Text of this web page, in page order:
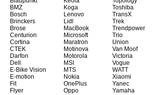
BMZ
Bosch
Brinckers
Brose
Centurion
Cortina
CTEK
Darfon
Dell
E-Bike Vision
E-motion
Fit
Flyer
Koga
Lenovo
Lidl
MacBook
Microsoft
Maratron
Motinova
Motorola
MSI
MTS
Nokia
OnePlus
Oppo
Toshiba
TransX
Trek
Trendpower
Trio
Union
Van Moof
Victoria
Vogue
WATT
Xiaomi
Yanec
Yamaha